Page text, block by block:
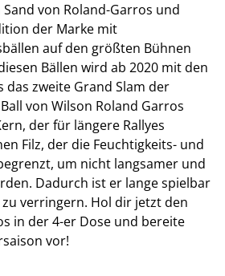
von Roland-Garros und
der Marke mit
auf den größten Bühnen
Bällen wird ab 2020 mit den
das zweite Grand Slam der
von Wilson Roland Garros
der für längere Rallyes
Filz, der die Feuchtigkeits- und
um nicht langsamer und
Dadurch ist er lange spielbar
verringern. Hol dir jetzt den
in der 4-er Dose und bereite
vor!